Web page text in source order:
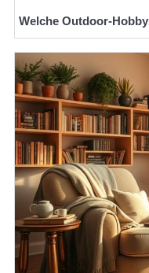
Welche Outdoor-